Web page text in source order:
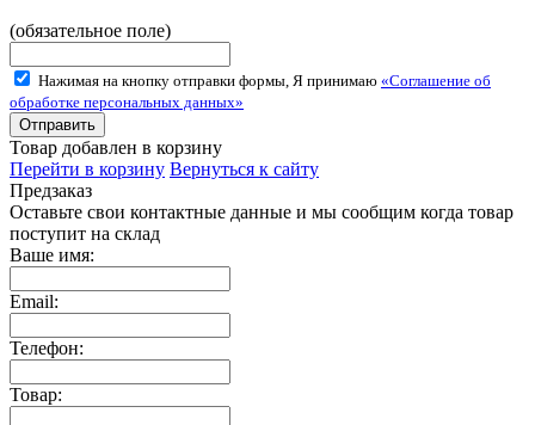
(обязательное поле)
Нажимая на кнопку отправки формы, Я принимаю «Соглашение об
обработке персональных данных»
Товар добавлен в корзину
Перейти в корзину Вернуться к сайту
Предзаказ
Оставьте свои контактные данные и мы сообщим когда товар
поступит на склад
Ваше имя:
Email:
Телефон:
Товар: